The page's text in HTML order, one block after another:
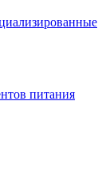
питания